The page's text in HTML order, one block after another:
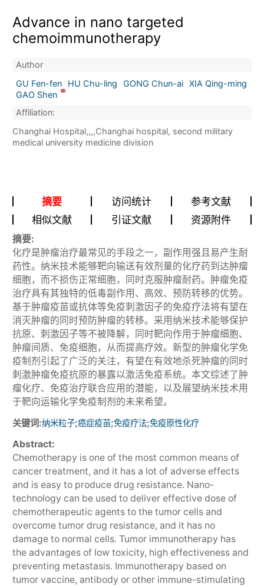
Advance in nano targeted
chemoimmunotherapy
Author
GU Fen-fen
HU Chu-ling GONG Chun-ai XIA Qing-ming
GAO Shen
Affiliation:
Changhai Hospital,,,,Changhai hospital, second military
medical university medicine division
摘要 访问统计
参考文献
相似文献
引证文献 资源附件
摘要:
化疗是肿瘤治疗最常见的手段之一，副作用强且易产生耐
药性。纳米技术能够靶向输送有效剂量的化疗药到达肿瘤
细胞，而不损伤正常细胞，同时克服肿瘤耐药。肿瘤免疫
治疗具有其独特的低毒副作用、高效、预防转移的优势。
基于肿瘤疫苗或抗体等免疫刺激因子的免疫疗法将有望在
消灭肿瘤的同时预防肿瘤的转移。采用纳米技术能够保护
抗原、刺激因子等不被降解，同时靶向作用于肿瘤细胞、
肿瘤间质、免疫细胞，从而提高疗效。新型的肿瘤化学免
疫制剂引起了广泛的关注，有望在有效地杀死肿瘤的同时
刺激肿瘤免疫抗原的暴露以激活免疫系统。本文综述了肿
瘤化疗、免疫治疗联合应用的潜能，以及展望纳米技术用
于靶向运输化学免疫制剂的未来希望。
关键词:纳米粒子;癌症疫苗;免疫疗法;免疫原性化疗
Abstract:
Chemotherapy is one of the most common means of
cancer treatment, and it has a lot of adverse effects
and is easy to produce drug resistance. Nano-
technology can be used to deliver effective dose of
chemotherapeutic agents to the tumor cells and
overcome tumor drug resistance, and it has no
damage to normal cells. Tumor immunotherapy has
the advantages of low toxicity, high effectiveness and
preventing metastasis. Immunotherapy based on
tumor vaccine, antibody or other immune-stimulating